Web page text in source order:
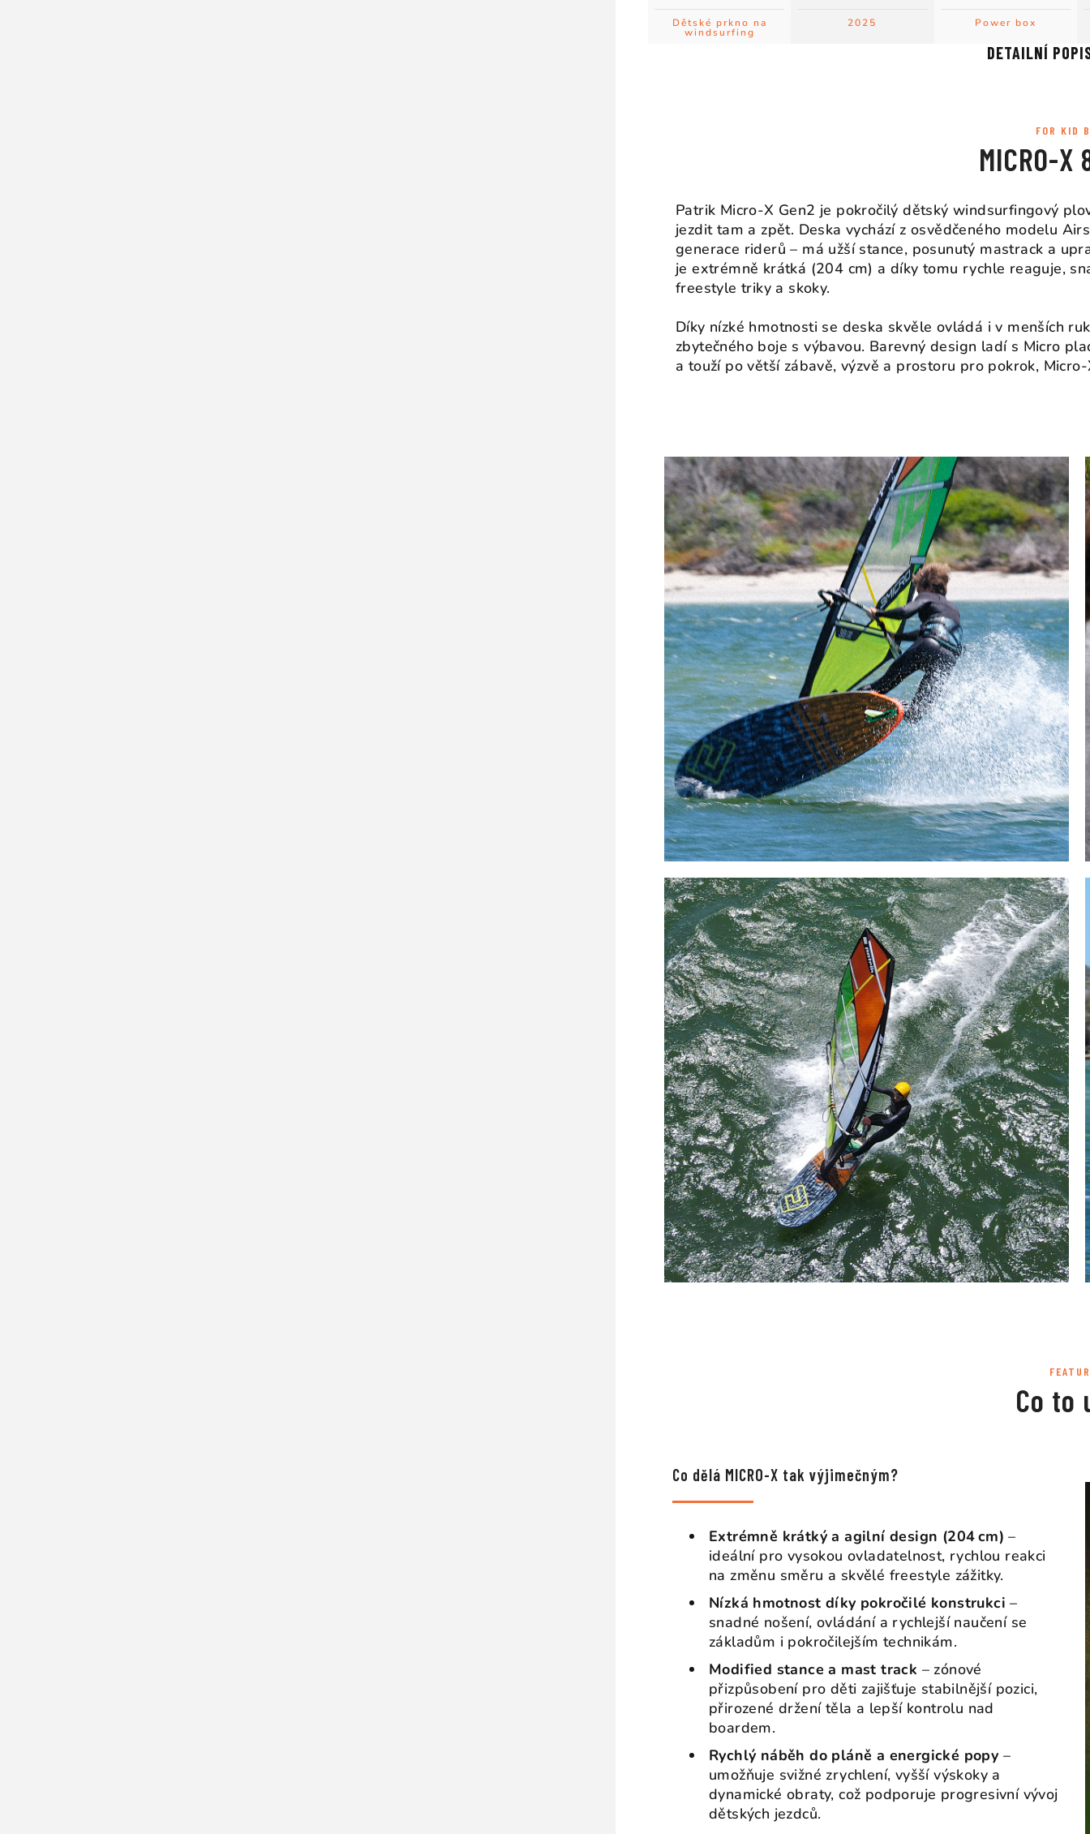
DETAILNÍ
FOR KID
MICRO-X
Patrik Micro-X Gen2 je pokročilý dětský windsurfingový
jezdit tam a zpět. Deska vychází z osvědčeného modelu
generace riderů – má užší stance, posunutý mastrack a
je extrémně krátká (204 cm) a díky tomu rychle reaguje,
freestyle triky a skoky.
Díky nízké hmotnosti se deska skvěle ovládá i v menších
zbytečného boje s výbavou. Barevný design ladí s Micro
a touží po větší zábavě, výzvě a prostoru pro pokrok,
Co to
Co dělá MICRO-X tak výjimečným?
Extrémně krátký a agilní design (204 cm) –
ideální pro vysokou ovladatelnost, rychlou reakci
na změnu směru a skvělé freestyle zážitky.
Nízká hmotnost díky pokročilé konstrukci –
snadné nošení, ovládání a rychlejší naučení se
základům i pokročilejším technikám.
Modified stance a mast track – zónové
přizpůsobení pro děti zajišťuje stabilnější pozici,
přirozené držení těla a lepší kontrolu nad
boardem.
Rychlý náběh do pláně a energické popy –
umožňuje svižné zrychlení, vyšší výskoky a
dynamické obraty, což podporuje progresivní vývoj
dětských jezdců.
Dětské prkno na
windsurfing
2025 Power box